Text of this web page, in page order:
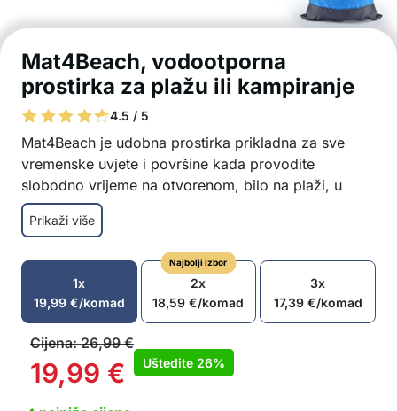
Mat4Beach, vodootporna
prostirka za plažu ili kampiranje
4.5 / 5
Mat4Beach je udobna prostirka prikladna za sve
vremenske uvjete i površine kada provodite
slobodno vrijeme na otvorenom, bilo na plaži, u
parku, u šumi ili drugdje. Prostirka Mat4Beach nudi
dovoljno prostora za cijelu obitelj, pokrivajući
Za razne površine i sve vremenske uvjete
Idealna za opuštanje na plaži i kampiranje
Višenamjenska upotreba
Uključuje pribor za fiksiranje
Torba za nošenje za jednostavan transport
Udobna i praktična
Prikaži više
1x
19,99 €/komad
Najbolji izbor
2x
18,59€/komad
3x
17,39 €/komad
Cijena:26,99€
19,99 € Uštedite 26%